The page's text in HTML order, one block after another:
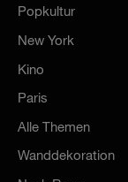
Popkultur
New York
Kino
Paris
Alle Themen
Wanddekoration